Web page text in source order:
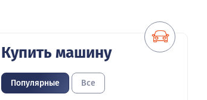
Купить машину
Популярные Все